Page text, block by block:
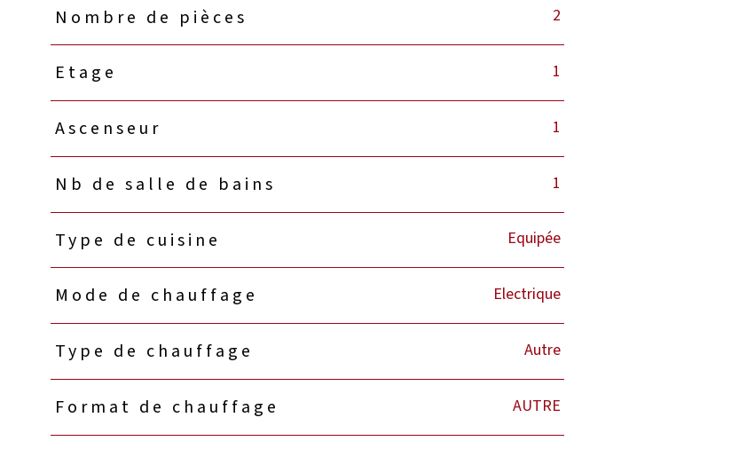
Nombre de pièces 2
Etage 1
Ascenseur 1
Nb de salle de bains 1
Type de cuisine Equipée
Mode de chauffage Electrique
Type de chauffage Autre
Format de chauffage AUTRE